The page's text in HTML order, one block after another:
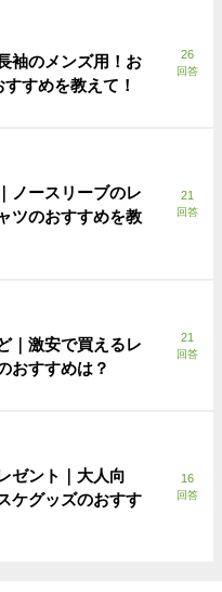
袖のメンズ用！お
すめを教えて！
26
回答
ノースリーブのレ
ツのおすすめを教
21
回答
｜激安で買えるレ
おすすめは？
21
回答
ゼント｜大人向
ケグッズのおすす
16
回答